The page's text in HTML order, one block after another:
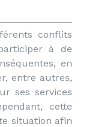
conflits
à de
en
entre autres,
ses services
cette
situation afin